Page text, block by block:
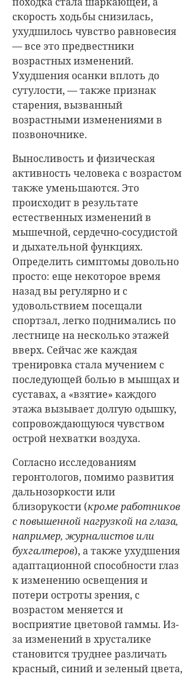
скорость ходьбы снизилась,
ухудшилось чувство равновесия
— все это предвестники
возрастных изменений.
Ухудшения осанки вплоть до
сутулости, — также признак
старения, вызванный
возрастными изменениями в
позвоночнике.
Выносливость и физическая
активность человека с возрастом
также уменьшаются. Это
происходит в результате
естественных изменений в
мышечной, сердечно-сосудистой
и дыхательной функциях.
Определить симптомы довольно
просто: еще некоторое время
назад вы регулярно и с
удовольствием посещали
спортзал, легко поднимались по
лестнице на несколько этажей
вверх. Сейчас же каждая
тренировка стала мучением с
последующей болью в мышцах и
суставах, а «взятие» каждого
этажа вызывает долгую одышку,
сопровождающуюся чувством
острой нехватки воздуха.
Согласно исследованиям
геронтологов, помимо развития
дальнозоркости или
близорукости (кроме работников
с повышенной нагрузкой на глаза,
например, журналистов или
бухгалтеров), а также ухудшения
адаптационной способности глаз
к изменению освещения и
потери остроты зрения, с
возрастом меняется и
восприятие цветовой гаммы. Из-
за изменений в хрусталике
становится труднее различать
красный, синий и зеленый цвета,